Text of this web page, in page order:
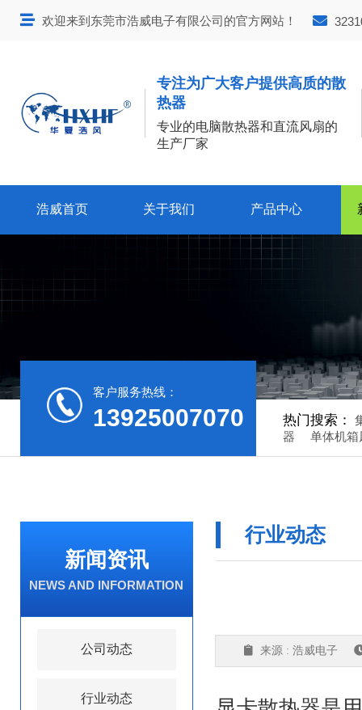
欢迎来到东莞市浩威电子有限公司的官方网站！
专注为广大客户提供高质的散
热器
专业的电脑散热器和直流风扇的
生产厂家
浩威首页 关于我们 产品中心
客户服务热线：
13925007070 热门搜索：
器
单体机箱
新闻资讯
NEWS AND INFORMATION
公司动态
行业动态
行业动态
来源 : 浩威电子